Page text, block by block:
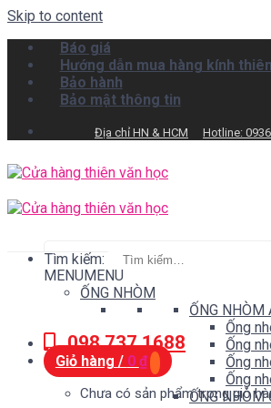
Skip to content
Báo giá
Hướng dẫn mua hàng kính
Bảo hành
Bảo mật thông tin
Địa chỉ HN & HCM Hotline:
Tìm kiếm:
098.737.1688
Giỏ hàng / 0 ₫
Chưa có sản phẩm trong giỏ
MENUMENU
ỐNG NHÒM
ỐNG NHÒM
Ống
Ống
Ống
Ống
ỐNG NHÒM